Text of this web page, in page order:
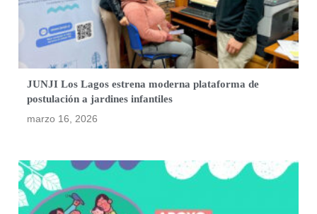
JUNJI Los Lagos estrena moderna plataforma de
postulación a jardines infantiles
marzo 16, 2026